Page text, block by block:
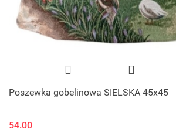
Poszewka gobelinowa SIELSKA 45x45
54.00